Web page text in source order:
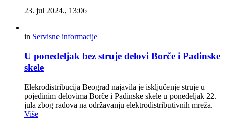
23. jul 2024., 13:06
in Servisne informacije
U ponedeljak bez struje delovi Borče i Padinske
skele
Elekrodistribucija Beograd najavila je isključenje struje u
pojedinim delovima Borče i Padinske skele u ponedeljak 22.
jula zbog radova na održavanju elektrodistributivnih mreža.
Više